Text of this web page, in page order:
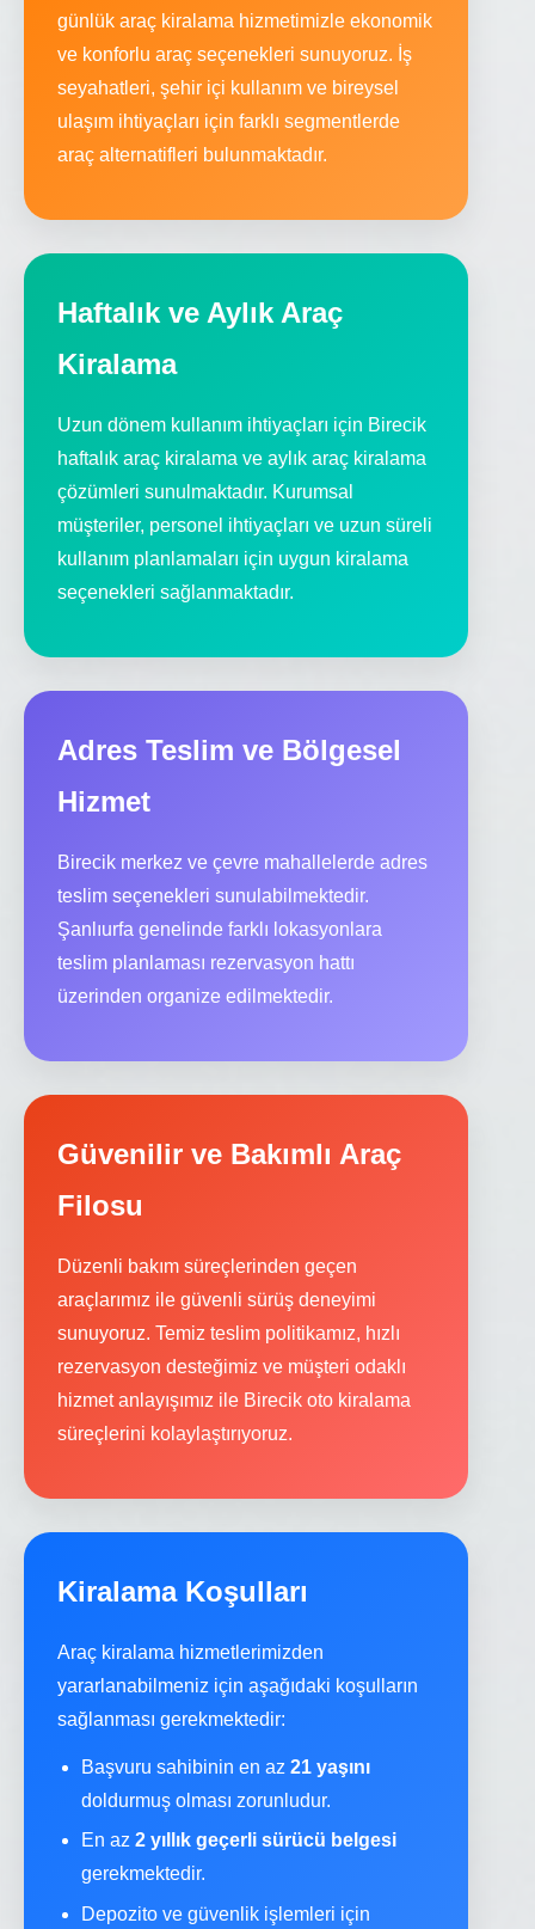
günlük araç kiralama hizmetimizle ekonomik
ve konforlu araç seçenekleri sunuyoruz. İş
seyahatleri, şehir içi kullanım ve bireysel
ulaşım ihtiyaçları için farklı segmentlerde
araç alternatifleri bulunmaktadır.
Haftalık ve Aylık Araç
Kiralama
Uzun dönem kullanım ihtiyaçları için Birecik
haftalık araç kiralama ve aylık araç kiralama
çözümleri sunulmaktadır. Kurumsal
müşteriler, personel ihtiyaçları ve uzun süreli
kullanım planlamaları için uygun kiralama
seçenekleri sağlanmaktadır.
Adres Teslim ve Bölgesel
Hizmet
Birecik merkez ve çevre mahallelerde adres
teslim seçenekleri sunulabilmektedir.
Şanlıurfa genelinde farklı lokasyonlara
teslim planlaması rezervasyon hattı
üzerinden organize edilmektedir.
Güvenilir ve Bakımlı Araç
Filosu
Düzenli bakım süreçlerinden geçen
araçlarımız ile güvenli sürüş deneyimi
sunuyoruz. Temiz teslim politikamız, hızlı
rezervasyon desteğimiz ve müşteri odaklı
hizmet anlayışımız ile Birecik oto kiralama
süreçlerini kolaylaştırıyoruz.
Kiralama Koşulları
Araç kiralama hizmetlerimizden
yararlanabilmeniz için aşağıdaki koşulların
sağlanması gerekmektedir:
Başvuru sahibinin en az 21 yaşını
doldurmuş olması zorunludur.
En az 2 yıllık geçerli sürücü belgesi
gerekmektedir.
Depozito ve güvenlik işlemleri için